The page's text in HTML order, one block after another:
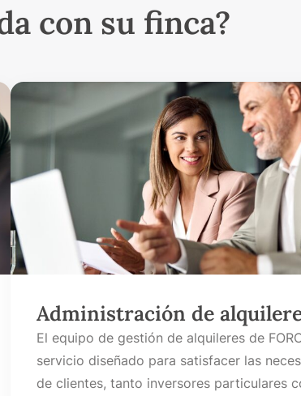
con su finca?
Administración de
El equipo de gestión de alquileres de
servicio diseñado para satisfacer las
de clientes, tanto inversores particulares